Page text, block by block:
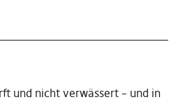
und nicht verwässert – und in